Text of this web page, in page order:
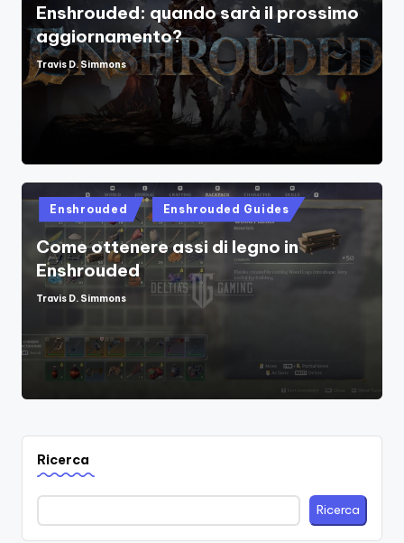
Enshrouded: quando sarà il prossimo
aggiornamento?
Posted
by
Travis D. Simmons
Posted
in
Enshrouded Enshrouded Guides
Come ottenere assi di legno in
Enshrouded
Posted
Travis D. Simmons
Ricerca
Ricerca